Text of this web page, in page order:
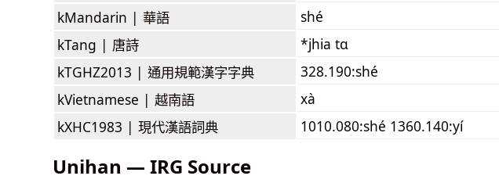
kMandarin | 華語
shé
kTang | 唐詩
*jhia tɑ
kTGHZ2013 | 通用規範漢字字典
328.190:shé
kVietnamese | 越南語
xà
kXHC1983 | 現代漢語詞典 1010.080:shé 1360.140:yí
Unihan — IRG Source